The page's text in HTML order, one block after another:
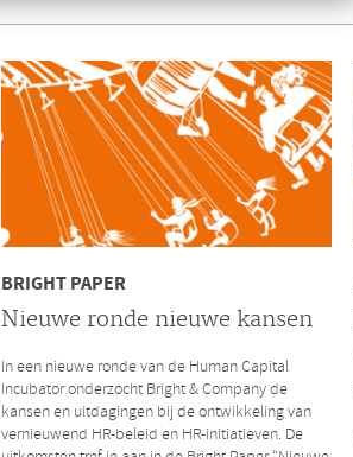
De impact van massaal
thuiswerken
CHRO interviewde Ruurd Baane over het massale
thuiswerken als gevolg van de Coronacrisis. Wat
zijn de gelijkenissen en verschillen met de
kredietcrisis in 2008?
Lees hier het volledige interview
LEES MEER
BRIGHT PAPER
Nieuwe ronde nieuwe kansen
In een nieuwe ronde van de Human Capital
Incubator onderzocht Bright & Company de
kansen en uitdagingen bij de ontwikkeling van
vernieuwend HR-beleid en HR-initiatieven. De